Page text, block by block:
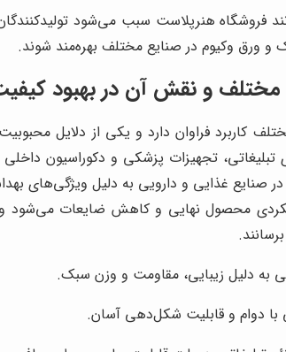
فروشگاه هنرپلاست سبب می‌شود
و ورق وکیوم در صنایع مختلف بهره‌مند شوند.
و نقش آن در بهبود
کاربرد فراوان دارد و یکی از دلایل
تبلیغاتی، تجهیزات پزشکی و دکوراسیون
غذایی و دارویی به دلیل ویژگی‌های
محصول نهایی و کاهش ضایعات می‌شود و
به دلیل زیبایی، مقاومت و وزن سبک.
دوام و قابلیت شکل‌دهی آسان.